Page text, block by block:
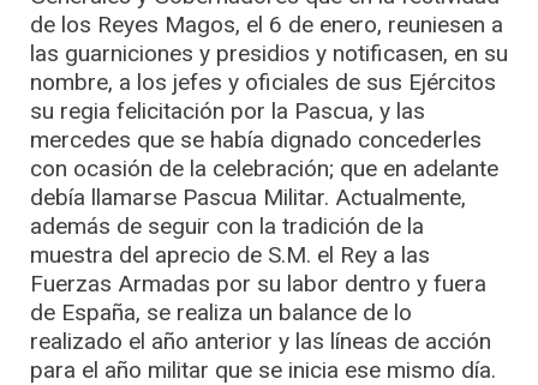
de los Reyes Magos, el 6 de enero, reuniesen a
las guarniciones y presidios y notificasen, en su
nombre, a los jefes y oficiales de sus Ejércitos
su regia felicitación por la Pascua, y las
mercedes que se había dignado concederles
con ocasión de la celebración; que en adelante
debía llamarse Pascua Militar. Actualmente,
además de seguir con la tradición de la
muestra del aprecio de S.M. el Rey a las
Fuerzas Armadas por su labor dentro y fuera
de España, se realiza un balance de lo
realizado el año anterior y las líneas de acción
para el año militar que se inicia ese mismo día.